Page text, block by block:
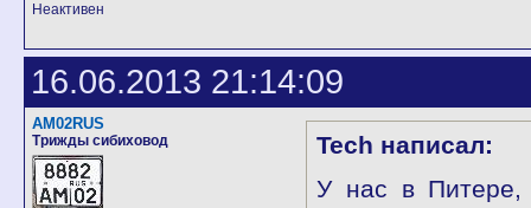
Неактивен
16.06.2013 21:14:09
AM02RUS
Трижды сибиховод
Tech написал:
У нас в Питере,